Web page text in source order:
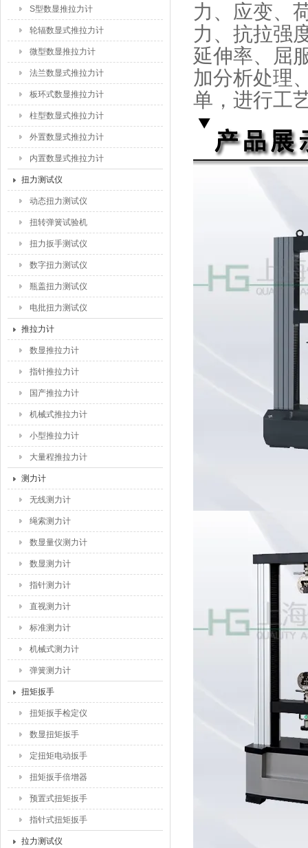
S型数显推拉力计
轮辐数显式推拉力计
微型数显推拉力计
法兰数显式推拉力计
板环式数显推拉力计
柱型数显式推拉力计
外置数显式推拉力计
内置数显式推拉力计
扭力测试仪
动态扭力测试仪
扭转弹簧试验机
扭力扳手测试仪
数字扭力测试仪
瓶盖扭力测试仪
电批扭力测试仪
推拉力计
数显推拉力计
指针推拉力计
国产推拉力计
机械式推拉力计
小型推拉力计
大量程推拉力计
测力计
无线测力计
绳索测力计
数显量仪测力计
数显测力计
指针测力计
直视测力计
标准测力计
机械式测力计
弹簧测力计
扭矩扳手
扭矩扳手检定仪
数显扭矩扳手
定扭矩电动扳手
扭矩扳手倍增器
预置式扭矩扳手
指针式扭矩扳手
拉力测试仪
力、应变、
力、抗拉强
延伸率、屈
加分析处理
单，进行工